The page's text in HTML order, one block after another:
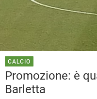
CALCIO
Promozione: è
Barletta